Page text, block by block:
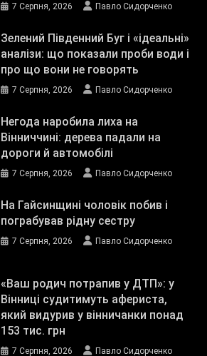
7 Серпня, 2026 Павло Сидорченко
Зелений Південний Буг і «ідеальні»
аналізи: що показали проби води і
про що вони не говорять
7 Серпня, 2026 Павло Сидорченко
Негода наробила лиха на
Вінниччині: дерева падали на
дороги й автомобілі
7 Серпня, 2026 Павло Сидорченко
На Гайсинщині чоловік побив і
пограбував рідну сестру
7 Серпня, 2026 Павло Сидорченко
«Ваш родич потрапив у ДТП»: у
Вінниці судитимуть афериста,
який видурив у вінничанки понад
153 тис. грн
7 Серпня, 2026 Павло Сидорченко